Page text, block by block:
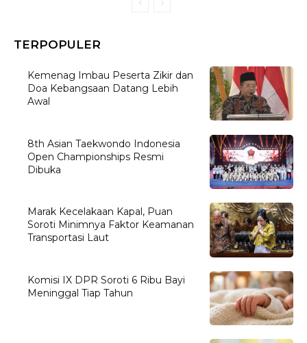
TERPOPULER
Kemenag Imbau Peserta Zikir dan
Doa Kebangsaan Datang Lebih
Awal
8th Asian Taekwondo Indonesia
Open Championships Resmi
Dibuka
Marak Kecelakaan Kapal, Puan
Soroti Minimnya Faktor Keamanan
Transportasi Laut
Komisi IX DPR Soroti 6 Ribu Bayi
Meninggal Tiap Tahun